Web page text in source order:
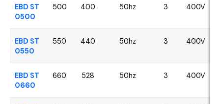
EBD ST
0500
500 400 50hz 3 400V
EBD ST
0550
550 440 50hz 3 400V
EBD ST
0660
660 528 50hz 3 400V